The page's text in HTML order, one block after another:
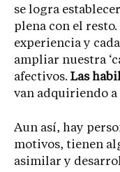
se logra
plena con el
experiencia y
ampliar nuestra
afectivos. Las
van adquiriendo a
Aun así, hay
motivos, tienen
asimilar y